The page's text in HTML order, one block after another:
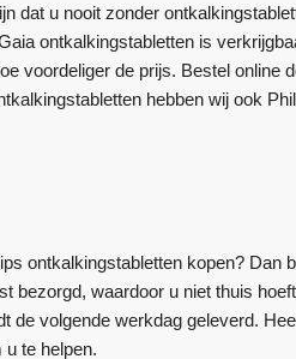
dat u nooit zonder
ontkalkingstabletten is
voordeliger de prijs. Bestel online
hebben wij ook
ontkalkingstabletten kopen? Dan
bezorgd, waardoor u niet thuis
de volgende werkdag geleverd.
te helpen.